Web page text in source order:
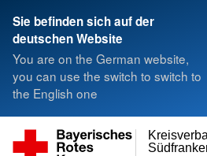
Sie befinden sich auf der
deutschen Website
You are on the German website,
you can use the switch to switch to
the English one